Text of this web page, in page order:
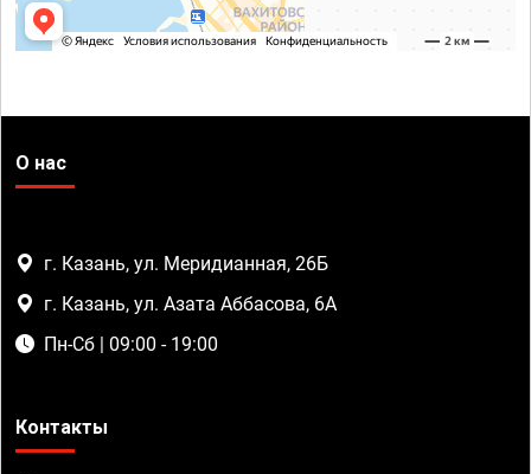
О нас
г. Казань, ул. Меридианная, 26Б
г. Казань, ул. Азата Аббасова, 6А
Пн-Сб | 09:00 - 19:00
Контакты